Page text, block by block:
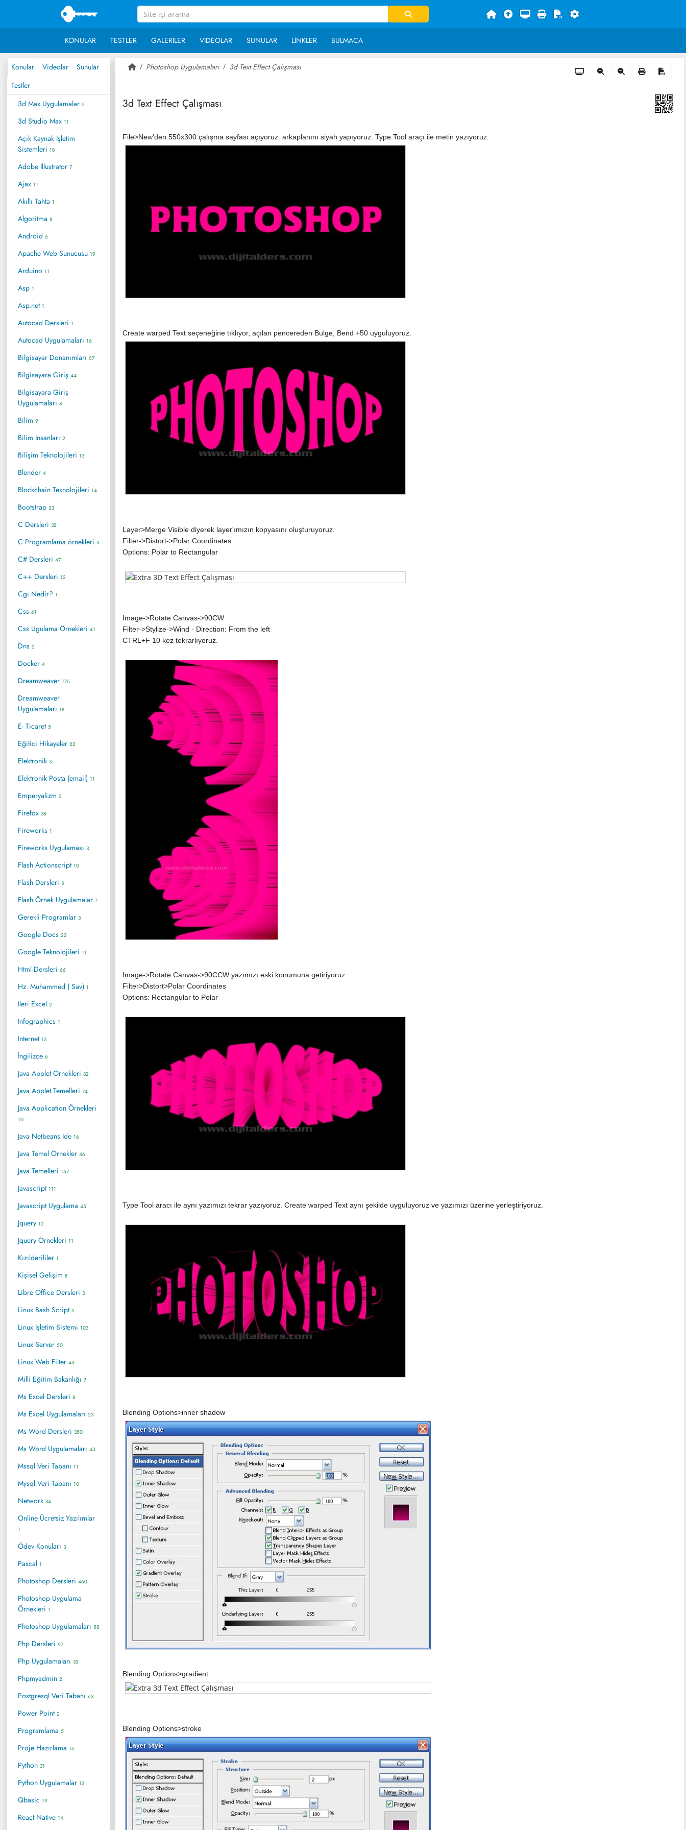
KONULAR TESTLER GALERILER VIDEOLAR SUNULAR LINKLER BULMACA
Konular Videolar
Sunular
Testler
3d Max Uygulamalar 5
3d Studio Max 11
Açık Kaynak İşletim
Sistemleri 18
Adobe Illustrator 7
Ajax 11
Akıllı Tahta 1
Algoritma 8
Android 6
Apache Web Sunucusu 19
Arduino 11
Asp 1
Asp.net 1
Autocad Dersleri 1
Autocad Uygulamaları 16
Bilgisayar Donanımları 57
Bilgisayara Giriş 44
Bilgisayara Giriş
Uygulamaları 8
Bilim 9
Bilim Insanları 2
Bilişim Teknolojileri 13
Blender 4
Blockchain Teknolojileri 14
Bootstrap 23
C Dersleri 32
C Programlama örnekleri 3
C# Dersleri 47
C++ Dersleri 12
Cgı Nedir? 1
Css 61
Css Ugulama Örnekleri 41
Dns 2
Docker 4
Dreamweaver 175
Dreamweaver
Uygulamaları 18
E- Ticaret 5
Eğitici Hikayeler 22
Elektronik 3
Elektronik Posta (email) 11
Emperyalizm 3
Firefox 38
Fireworks 1
Fireworks Uygulaması 3
Flash Actionscript 10
Flash Dersleri 8
Flash Örnek Uygulamalar 7
Gerekli Programlar 3
Google Docs 22
Google Teknolojileri 11
Html Dersleri 66
Hz. Muhammed ( Sav) 1
Ileri Excel 2
Infographics 1
Internet 13
İngilizce 6
Java Applet Örnekleri 82
Java Applet Temelleri 74
Java Application Örnekleri
10
Java Netbeans Ide 16
Java Temel Örnekler 46
Java Temelleri 157
Javascript 111
Javascript Uygulama 45
Jquery 12
Jquery Örnekleri 11
Kızılderililer 1
Kişisel Gelişim 8
Libre Office Dersleri 3
Linux Bash Script 5
Linux Işletim Sistemi 103
Linux Server 50
Linux Web Filter 43
Milli Eğitim Bakanlığı 7
Ms Excel Dersleri 8
Ms Excel Uygulamaları 23
Ms Word Dersleri 350
Ms Word Uygulamaları 43
Mssql Veri Tabanı 11
Mysql Veri Tabanı 10
Network 34
Online Ücretsiz Yazılımlar
1
Ödev Konuları 3
Pascal 1
Photoshop Dersleri 460
Photoshop Uygulama
Örnekleri 1
Photoshop Uygulamaları 58
Php Dersleri 97
Php Uygulamaları 33
Phpmyadmin 2
Postgresql Veri Tabanı 63
Power Point 2
Programlama 5
Proje Hazırlama 15
Python 31
Python Uygulamalar 13
Qbasic 19
React Native 14
Photoshop Uygulamaları 3d Text Effect Çalışması
3d Text Effect Çalışması
File>New'den 550x300 çalışma sayfası açıyoruz. arkaplanını siyah yapıyoruz. Type Tool araçı ile metin yazıyoruz.
Create warped Text seçeneğine tıklıyor, açılan pencereden Bulge, Bend +50 uyguluyoruz.
Layer>Merge Visible diyerek layer'ımızın kopyasını oluşturuyoruz.
Filter->Distort->Polar Coordinates
Options: Polar to Rectangular
Image->Rotate Canvas->90CW
Filter->Stylize->Wind - Direction: From the left
CTRL+F 10 kez tekrarlıyoruz.
Image->Rotate Canvas->90CCW yazımızı eski konumuna getiriyoruz.
Filter>Distort>Polar Coordinates
Options: Rectangular to Polar
Type Tool aracı ile aynı yazımızı tekrar yazıyoruz. Create warped Text aynı şekilde uyguluyoruz ve yazımızı üzerine yerleştiriyoruz.
Blending Options>inner shadow
Blending Options>gradient
Blending Options>stroke